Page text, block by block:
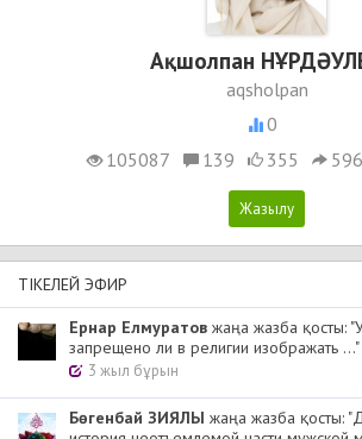
Ақшолпан
aqsholpan
0
105087
139 355
ТІКЕЛЕЙ ЭФИР
Ернар Елмуратов жаңа жазба қосты:
запрещено ли в религии изображать ..."
3 жыл бұрын
Бөгенбай ЗИЯЛЫ жаңа жазба қосты: